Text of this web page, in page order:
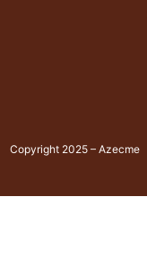
Copyright 2025 – Azecme